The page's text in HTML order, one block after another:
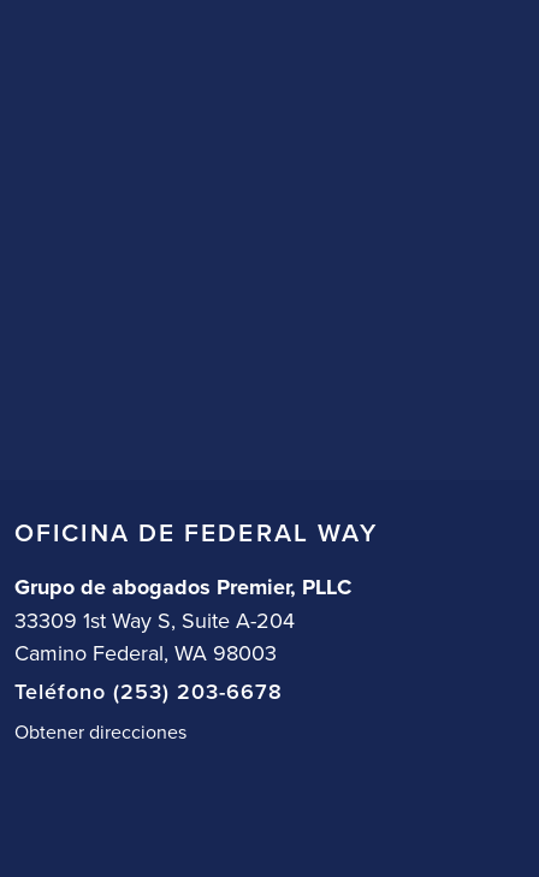
OFICINA DE FEDERAL WAY
Grupo de abogados Premier, PLLC
33309 1st Way S, Suite A-204
Camino Federal, WA 98003
Teléfono (253) 203-6678
Obtener direcciones